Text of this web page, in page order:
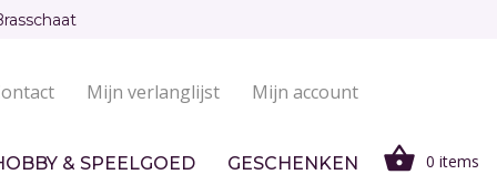
Mijn verlanglijst Mijn account
& SPEELGOED GESCHENKEN 0 items